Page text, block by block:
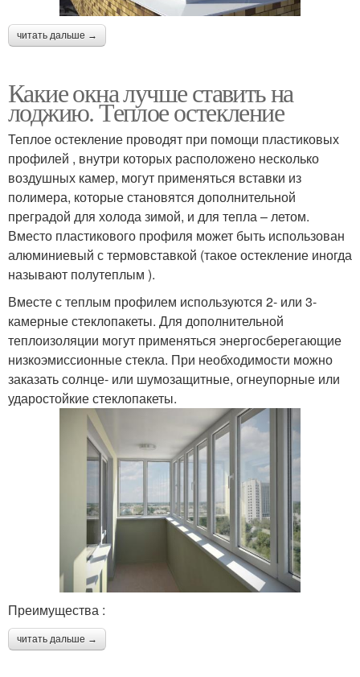
читать дальше →
Какие окна лучше ставить на
лоджию. Теплое остекление
Теплое остекление проводят при помощи пластиковых
профилей , внутри которых расположено несколько
воздушных камер, могут применяться вставки из
полимера, которые становятся дополнительной
преградой для холода зимой, и для тепла – летом.
Вместо пластикового профиля может быть использован
алюминиевый с термовставкой (такое остекление иногда
называют полутеплым ).
Вместе с теплым профилем используются 2- или 3-
камерные стеклопакеты. Для дополнительной
теплоизоляции могут применяться энергосберегающие
низкоэмиссионные стекла. При необходимости можно
заказать солнце- или шумозащитные, огнеупорные или
ударостойкие стеклопакеты.
Преимущества :
читать дальше →